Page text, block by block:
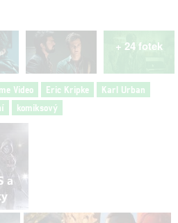
+ 24 fotek
Video Eric Kripke
Karl Urban
komiksový